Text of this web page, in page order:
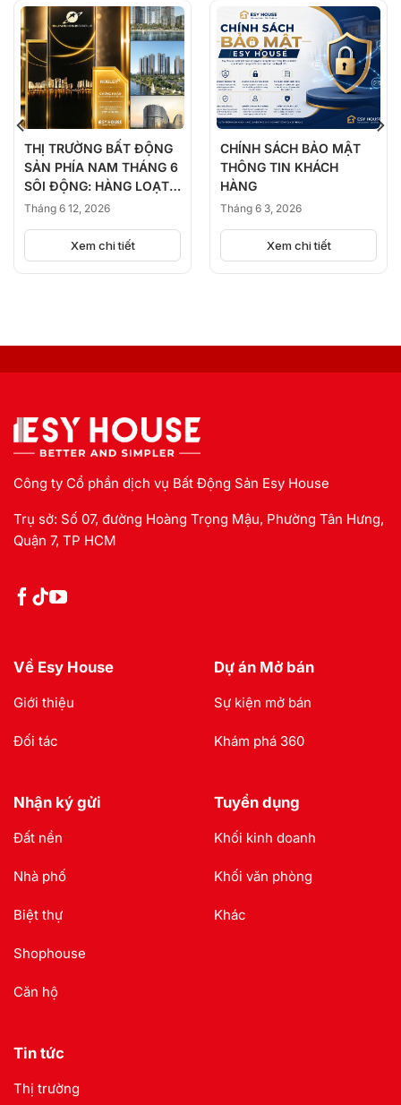
THỊ TRƯỜNG BẤT ĐỘNG
SẢN PHÍA NAM THÁNG 6
SÔI ĐỘNG: HÀNG LOẠT
DỰ ÁN ĐỒNG LOẠT
NGUỒN CUNG
Tháng 6 12, 2026
Xem chi tiết
CHÍNH SÁCH BẢO MẬT
THÔNG TIN KHÁCH
HÀNG
Tháng 6 3, 2026
Xem chi tiết
Công ty Cổ phần dịch vụ Bất Động Sản Esy House
Trụ sở: Số 07, đường Hoàng Trọng Mậu, Phường Tân Hưng,
Quận 7, TP HCM
Về Esy House
Giới thiệu
Đối tác
Dự án Mở bán
Sự kiện mở bán
Khám phá 360
Nhận ký gửi
Đất nền
Nhà phố
Biệt thự
Shophouse
Căn hộ
Tuyển dụng
Khối kinh doanh
Khối văn phòng
Khác
Tin tức
Thị trường